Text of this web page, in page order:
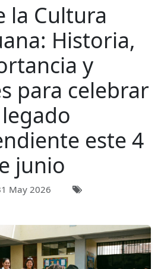
la Cultura
Historia,
y
para celebrar
este 4
junio
May 2026